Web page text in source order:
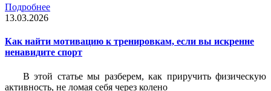
Подробнее
13.03.2026
Как найти мотивацию к тренировкам, если вы искренне
ненавидите спорт
В этой статье мы разберем, как приручить физическую
активность, не ломая себя через колено